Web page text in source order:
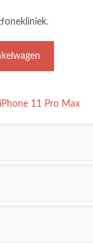
iPhone 11 Pro Max